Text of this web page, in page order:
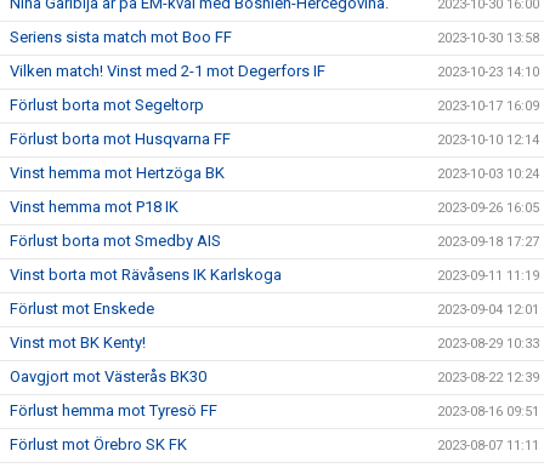
2023-10-30 16:00
Seriens sista match mot Boo FF 2023-10-30 13:58
Vilken match! Vinst med 2-1 mot Degerfors IF 2023-10-23 14:10
Förlust borta mot Segeltorp 2023-10-17 16:09
Förlust borta mot Husqvarna FF 2023-10-10 12:14
Vinst hemma mot Hertzöga BK 2023-10-03 10:24
Vinst hemma mot P18 IK 2023-09-26 16:05
Förlust borta mot Smedby AIS 2023-09-18 17:27
Vinst borta mot Rävåsens IK Karlskoga 2023-09-11 11:19
Förlust mot Enskede 2023-09-04 12:01
Vinst mot BK Kenty! 2023-08-29 10:33
Oavgjort mot Västerås BK30 2023-08-22 12:39
Förlust hemma mot Tyresö FF 2023-08-16 09:51
Förlust mot Örebro SK FK 2023-08-07 11:11